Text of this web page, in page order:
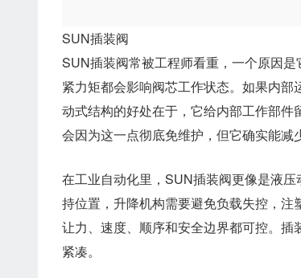
SUN插装阀
SUN插装阀常被工程师看重，一个原因
紧力矩都会影响阀芯工作状态。如果内
动式结构的好处在于，它给内部工作部
会因为这一点彻底免维护，但它确实能减
在工业自动化里，SUN插装阀更像是液
持位置，升降机构需要避免负载失控，
让力、速度、顺序和安全边界都可控。
紧凑。